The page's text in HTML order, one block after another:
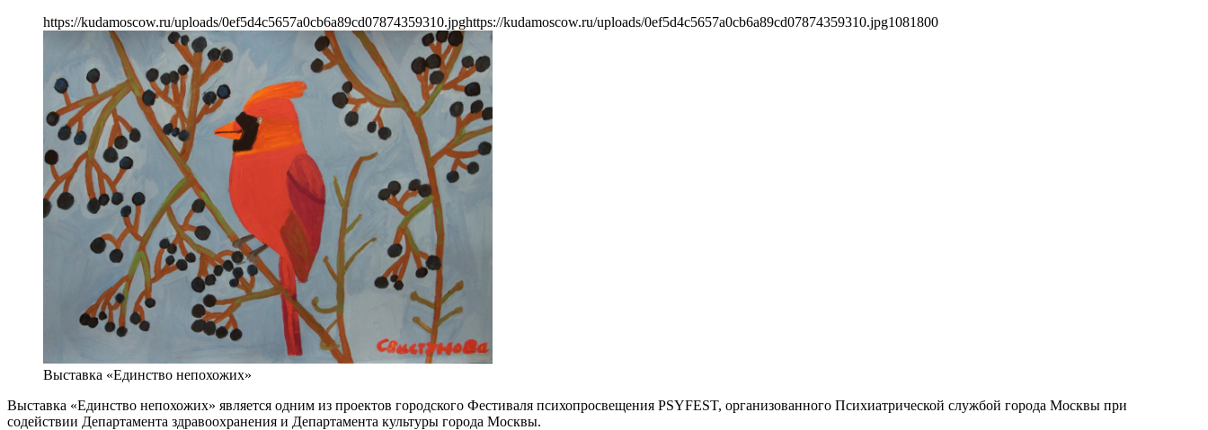
https://kudamoscow.ru/uploads/0ef5d4c5657a0cb6a89cd07874359310.jpghttps://kudamoscow.ru/uploads/0ef5d4c5657a0cb6a89cd07874359310.jpg1081800
Выставка «Единство непохожих»
Выставка «Единство непохожих» является одним из проектов городского Фестиваля психопросвещения PSYFEST, организованного Психиатрической службой города Москвы при
содействии Департамента здравоохранения и Департамента культуры города Москвы.